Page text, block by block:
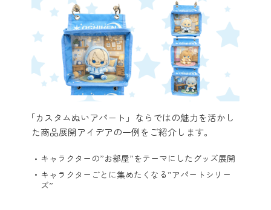
「カスタムぬいアパート」ならではの魅力を活かし
た商品展開アイデアの一例をご紹介します。
キャラクターの”お部屋”をテーマにしたグッズ展開
キャラクターごとに集めたくなる”アパートシリー
ズ”